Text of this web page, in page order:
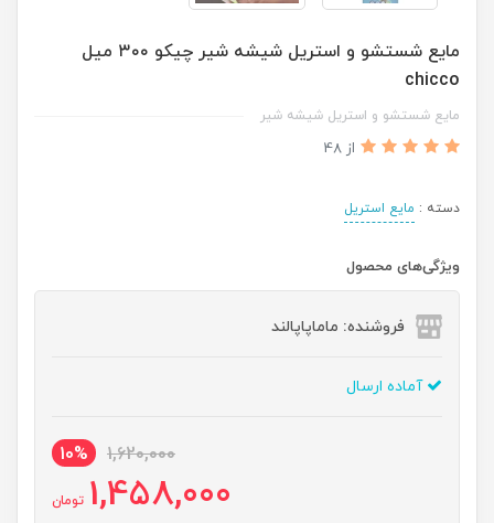
مایع شستشو و استریل شیشه شیر چیکو ۳۰۰ میل
chicco
مایع شستشو و استریل شیشه شیر
از 48
دسته : مایع استریل
ویژگی‌های محصول
فروشنده: ماماپاپالند
آماده ارسال
1,620,000
10%
1,458,000 تومان